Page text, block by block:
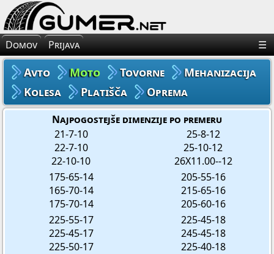
×
Avto Gume
Moto Gume
Tovorne Gume
Gume za Mehanizacijo
Gume za Kolo
Domov Prijava ☰
Avto Moto Tovorne
Mehanizacija
Kolesa
Platišča Oprema
Najpogostejše dimenzije po premeru
21-7-10
22-7-10
22-10-10
25-8-12
25-10-12
26X11.00--12
175-65-14
165-70-14
175-70-14
205-55-16
215-65-16
205-60-16
225-55-17
225-45-17
225-50-17
225-45-18
245-45-18
225-40-18